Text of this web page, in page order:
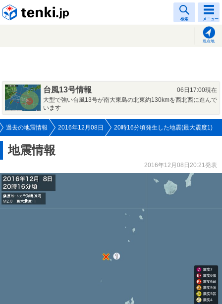
検索 メニュー
現在地
台風13号情報
06日17:00現在
大型で強い台風13号が南大東島の北東約130kmを西北西に進んで
います
過去の地震情報 2016年12月08日 20時16分頃発生した地震(最大震度1)
地震情報
2016年12月08日20:21発表